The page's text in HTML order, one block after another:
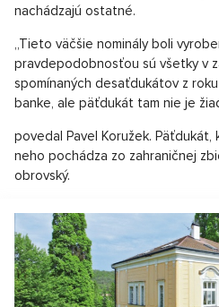
nachádzajú ostatné.
„Tieto väčšie nominály boli
pravdepodobnosťou sú všetky v
spomínaných desaťdukátov z
banke, ale päťdukát tam nie je
povedal Pavel Koružek.
neho pochádza zo zahraničnej
obrovský.